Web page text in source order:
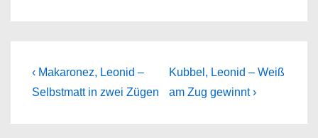
Beitragsnavigation
Previous
Post
‹ Makaronez, Leonid –
Selbstmatt in zwei Zügen
Next
Post
Kubbel, Leonid – Weiß
am Zug gewinnt ›